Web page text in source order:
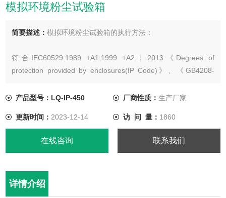
模拟环境粉尘试验箱
简要描述：模拟环境粉尘试验箱的执行方法：
符合IEC60529:1989 +A1:1999 +A2：2013《Degrees of
protection provided by enclosures(IP Code)》、《GB4208-
GB7000.1《灯具 部分：一般要求与试验》9.2.1、9.2.2条款及图
产品型号：LQ-IP-450 厂商性质： 生产厂家
更新时间： 2023-12-14 访 问 量： 1860
在线咨询 联系我们
详情介绍